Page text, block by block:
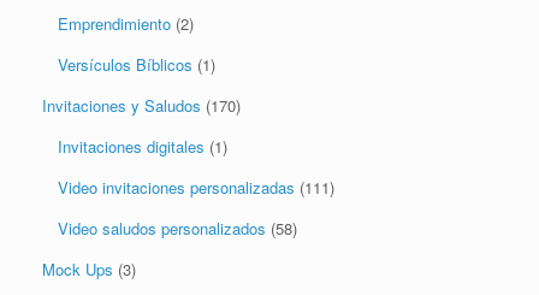
Emprendimiento (2)
Versículos Bíblicos (1)
Invitaciones y Saludos (170)
Invitaciones digitales (1)
Video invitaciones personalizadas (111)
Video saludos personalizados (58)
Mock Ups (3)